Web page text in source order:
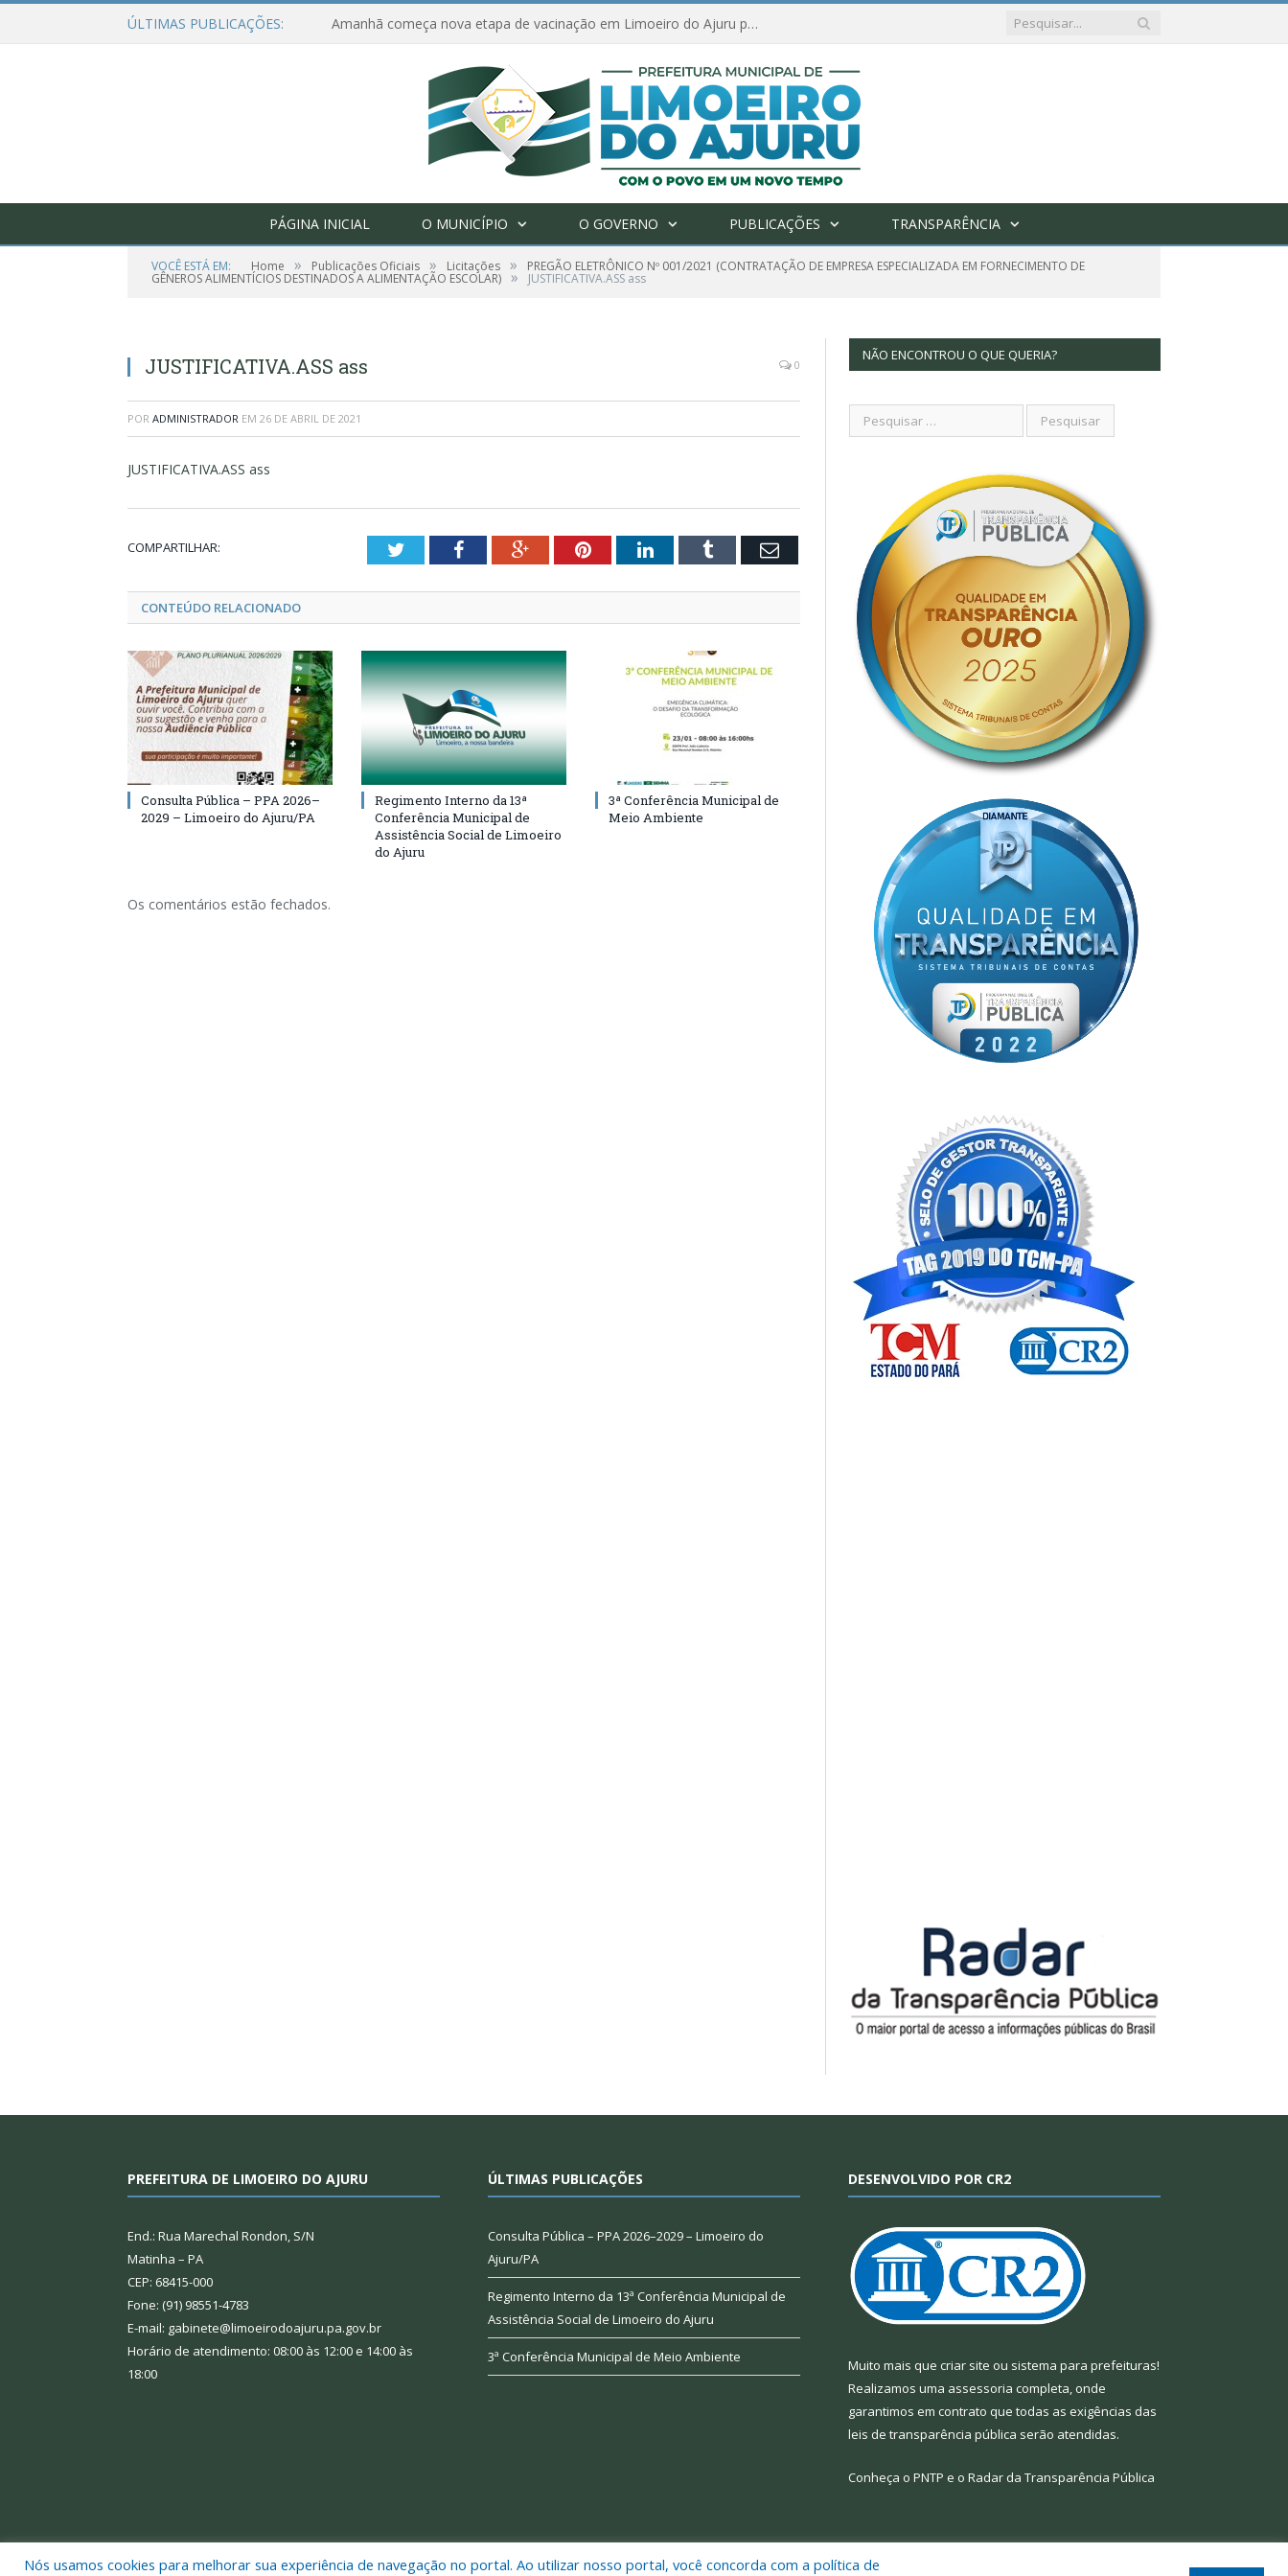
ÚLTIMAS PUBLICAÇÕES: Amanhã começa nova etapa de vacinação em Limoeiro do Ajuru para idosos com 65 ou mais
PÁGINA INICIAL O MUNICÍPIO O GOVERNO PUBLICAÇÕES TRANSPARÊNCIA
VOCÊ ESTÁ EM: Home » Publicações Oficiais » Licitações » PREGÃO ELETRÔNICO Nº 001/2021 (CONTRATAÇÃO DE EMPRESA ESPECIALIZADA EM FORNECIMENTO DE
GÊNEROS ALIMENTÍCIOS DESTINADOS A ALIMENTAÇÃO ESCOLAR) » JUSTIFICATIVA.ASS ass
JUSTIFICATIVA.ASS ass 0
POR ADMINISTRADOR EM 26 DE ABRIL DE 2021
JUSTIFICATIVA.ASS ass
COMPARTILHAR: TwitterFacebookGoogle+PinterestLinkedInTumblr Email
CONTEÚDO RELACIONADO
Consulta Pública – PPA 2026–
2029 – Limoeiro do Ajuru/PA
Regimento Interno da 13ª
Conferência Municipal de
Assistência Social de Limoeiro
do Ajuru
3ª Conferência Municipal de
Meio Ambiente
Os comentários estão fechados.
NÃO ENCONTROU O QUE QUERIA?
PREFEITURA DE LIMOEIRO DO AJURU
End.: Rua Marechal Rondon, S/N
Matinha – PA
CEP: 68415-000
Fone: (91) 98551-4783
E-mail: gabinete@limoeirodoajuru.pa.gov.br
Horário de atendimento: 08:00 às 12:00 e 14:00 às
18:00
ÚLTIMAS PUBLICAÇÕES
Consulta Pública – PPA 2026–2029 – Limoeiro do
Ajuru/PA
Regimento Interno da 13ª Conferência Municipal de
Assistência Social de Limoeiro do Ajuru
3ª Conferência Municipal de Meio Ambiente
DESENVOLVIDO POR CR2
Muito mais que criar site ou sistema para prefeituras!
Realizamos uma assessoria completa, onde
garantimos em contrato que todas as exigências das
leis de transparência pública serão atendidas.
Conheça o PNTP e o Radar da Transparência Pública
Nós usamos cookies para melhorar sua experiência de navegação no portal. Ao utilizar nosso portal, você concorda com a política de